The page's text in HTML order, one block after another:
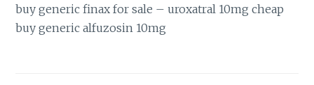
buy generic finax for sale –uroxatral 10mg cheap
buy generic alfuzosin 10mg